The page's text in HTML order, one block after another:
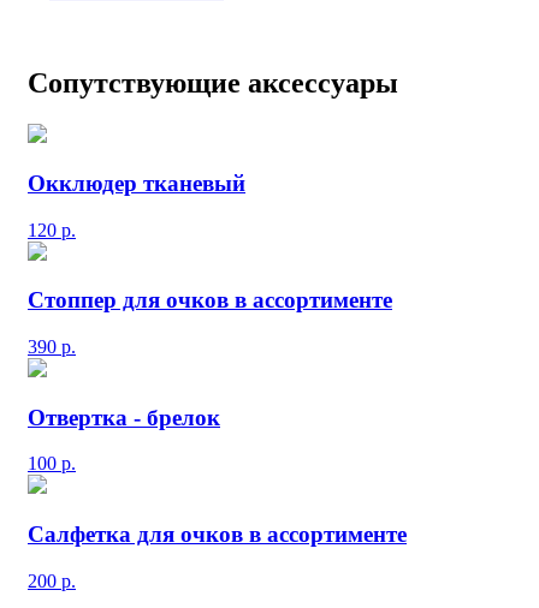
Сопутствующие аксессуары
Окклюдер тканевый
120 р.
Стоппер для очков в ассортименте
390 р.
Отвертка - брелок
100 р.
Салфетка для очков в ассортименте
200 р.